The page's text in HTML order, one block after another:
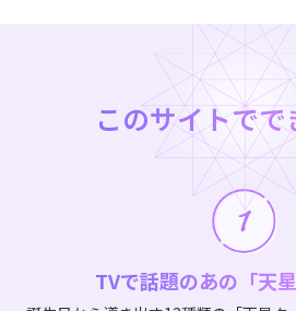
このサイトでで
TVで話題のあの「天